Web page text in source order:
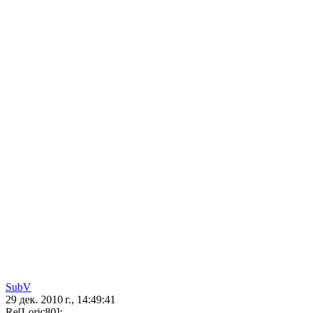
SubV
29 дек. 2010 г., 14:49:41